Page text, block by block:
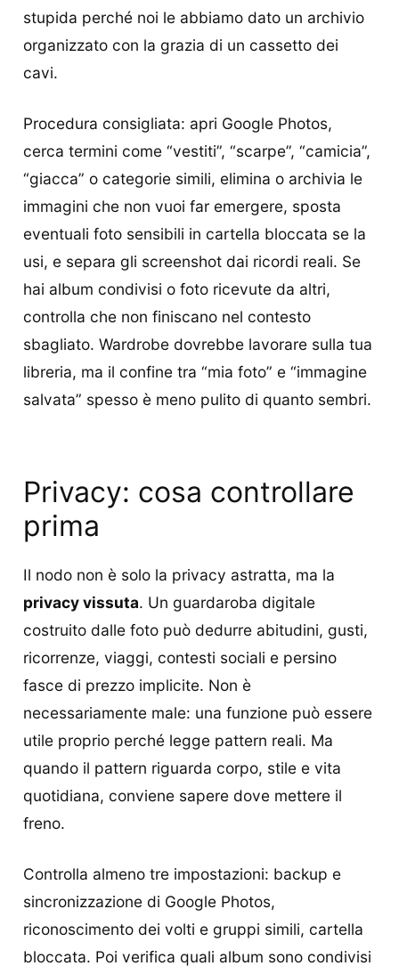
stupida perché noi le abbiamo dato un archivio
organizzato con la grazia di un cassetto dei
cavi.
Procedura consigliata: apri Google Photos,
cerca termini come “vestiti”, “scarpe”, “camicia”,
“giacca” o categorie simili, elimina o archivia le
immagini che non vuoi far emergere, sposta
eventuali foto sensibili in cartella bloccata se la
usi, e separa gli screenshot dai ricordi reali. Se
hai album condivisi o foto ricevute da altri,
controlla che non finiscano nel contesto
sbagliato. Wardrobe dovrebbe lavorare sulla tua
libreria, ma il confine tra “mia foto” e “immagine
salvata” spesso è meno pulito di quanto sembri.
Privacy: cosa controllare
prima
Il nodo non è solo la privacy astratta, ma la
privacy vissuta. Un guardaroba digitale
costruito dalle foto può dedurre abitudini, gusti,
ricorrenze, viaggi, contesti sociali e persino
fasce di prezzo implicite. Non è
necessariamente male: una funzione può essere
utile proprio perché legge pattern reali. Ma
quando il pattern riguarda corpo, stile e vita
quotidiana, conviene sapere dove mettere il
freno.
Controlla almeno tre impostazioni: backup e
sincronizzazione di Google Photos,
riconoscimento dei volti e gruppi simili, cartella
bloccata. Poi verifica quali album sono condivisi